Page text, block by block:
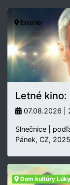
Exteriér
Letné kino:
07.08.2026 |
Slnečnice |
Pánek, CZ,
Dom kultúry Lúky